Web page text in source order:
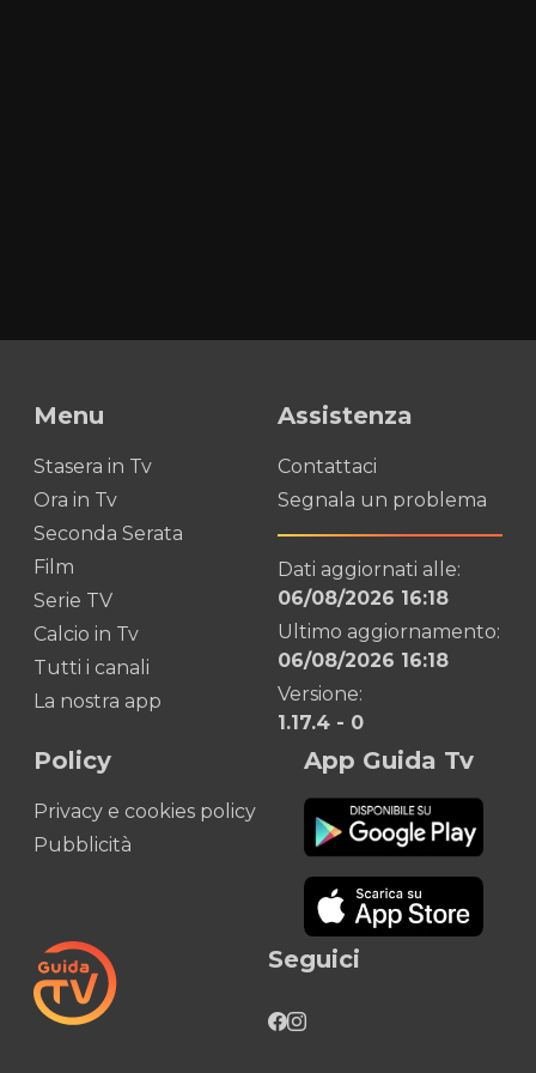
Seguici
Menu
Stasera in Tv
Ora in Tv
Seconda Serata
Film
Serie TV
Calcio in Tv
Tutti i canali
La nostra app
Assistenza
Contattaci
Segnala un problema
Dati aggiornati alle:
06/08/2026 16:18
Ultimo aggiornamento:
06/08/2026 16:18
Versione:
1.17.4 - 0
Policy
Privacy e cookies policy
Pubblicità
App Guida Tv